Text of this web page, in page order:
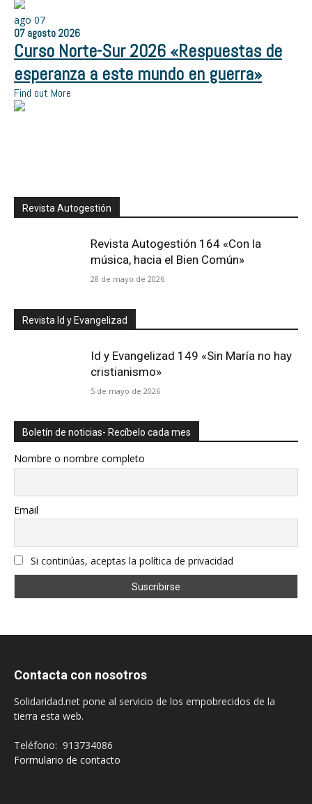
ago 07
07 agosto 2026
Curso Norte-Sur 2026 «Respuestas de
esperanza a este mundo en guerra»
Find out More
Revista Autogestión
Revista Autogestión 164 «Con la
música, hacia el Bien Común»
28 de mayo de 2026
Revista Id y Evangelizad
Id y Evangelizad 149 «Sin María no hay
cristianismo»
5 de mayo de 2026
Boletín de noticias- Recíbelo cada mes
Nombre o nombre completo
Email
Si continúas, aceptas la política de privacidad
Contacta con nosotros
Solidaridad.net pone al servicio de los empobrecidos de la
tierra esta web.
Teléfono: 913734086
Formulario de contacto